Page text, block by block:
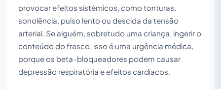
provocar efeitos sistémicos, como tonturas,
sonolência, pulso lento ou descida da tensão
arterial. Se alguém, sobretudo uma criança, ingerir o
conteúdo do frasco, isso é uma urgência médica,
porque os beta-bloqueadores podem causar
depressão respiratória e efeitos cardíacos.